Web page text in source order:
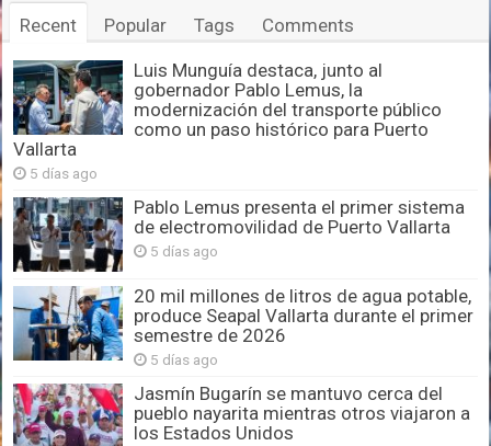
Recent Popular Tags Comments
Luis Munguía destaca, junto al
gobernador Pablo Lemus, la
modernización del transporte público
como un paso histórico para Puerto
Vallarta
5 días ago
Pablo Lemus presenta el primer sistema
de electromovilidad de Puerto Vallarta
5 días ago
20 mil millones de litros de agua potable,
produce Seapal Vallarta durante el primer
semestre de 2026
5 días ago
Jasmín Bugarín se mantuvo cerca del
pueblo nayarita mientras otros viajaron a
los Estados Unidos